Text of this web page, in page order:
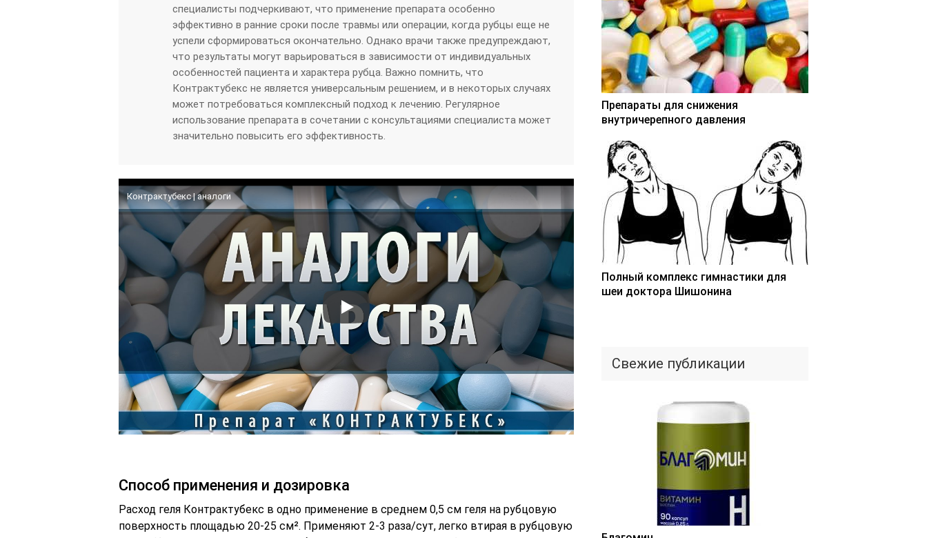
специалисты подчеркивают, что применение препарата особенно
эффективно в ранние сроки после травмы или операции, когда рубцы еще не
успели сформироваться окончательно. Однако врачи также предупреждают,
что результаты могут варьироваться в зависимости от индивидуальных
особенностей пациента и характера рубца. Важно помнить, что
Контрактубекс не является универсальным решением, и в некоторых случаях
может потребоваться комплексный подход к лечению. Регулярное
использование препарата в сочетании с консультациями специалиста может
значительно повысить его эффективность.
Контрактубекс | аналоги
Способ применения и дозировка
Расход геля Контрактубекс в одно применение в среднем 0,5 см геля на рубцовую
поверхность площадью 20-25 см². Применяют 2-3 раза/сут, легко втирая в рубцовую
Препараты для снижения
внутричерепного давления
Полный комплекс гимнастики для
шеи доктора Шишонина
Свежие публикации